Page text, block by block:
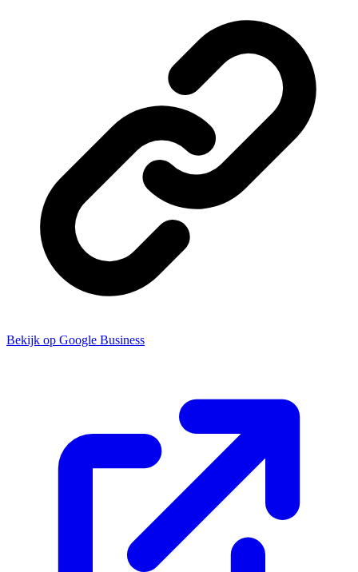
Bekijk op Google Business